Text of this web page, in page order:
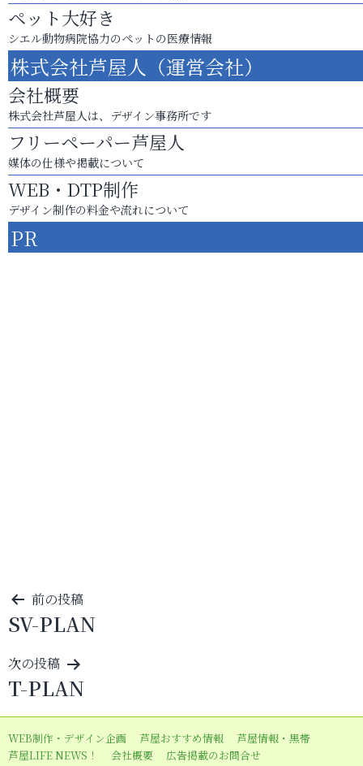
ペット大好き
シエル動物病院協力のペットの医療情報
株式会社芦屋人（運営会社）
会社概要
株式会社芦屋人は、デザイン事務所です
フリーペーパー芦屋人
媒体の仕様や掲載について
WEB・DTP制作
デザイン制作の料金や流れについて
PR
投
稿
ナ
ビ
ゲ
ー
シ
前の投稿
SV-PLAN
次の投稿
T-PLAN
WEB制作・デザイン企画 芦屋おすすめ情報
芦屋情報・黒帯
芦屋LIFE NEWS！
会社概要 広告掲載のお問合せ